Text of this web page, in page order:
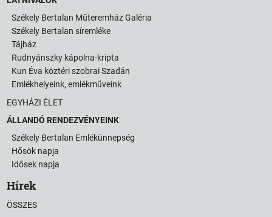
Székely Bertalan Műteremház Galéria
Székely Bertalan síremléke
Tájház
Rudnyánszky kápolna-kripta
Kun Éva köztéri szobrai Szadán
Emlékhelyeink, emlékműveink
EGYHÁZI ÉLET
ÁLLANDÓ RENDEZVÉNYEINK
Székely Bertalan Emlékünnepség
Hősök napja
Idősek napja
Hírek
ÖSSZES